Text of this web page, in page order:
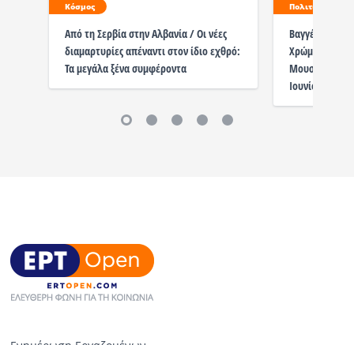
Κόσμος
Από τη Σερβία στην Αλβανία / Οι νέες
διαμαρτυρίες απέναντι στον ίδιο εχθρό:
Τα μεγάλα ξένα συμφέροντα
Πολιτισμός
Βαγγέλης
Χρώματα» |
Μουσείο
Ιουνίου | 18:00